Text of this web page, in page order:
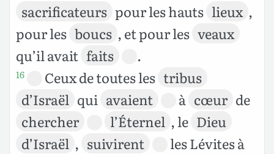
sacrificateurs pour les hauts lieux ,
pour les boucs , et pour les veaux
qu’il avait faits .
16 Ceux de toutes les tribus
d’Israël qui avaient à cœur de
chercher
l’Éternel , le Dieu
d’Israël , suivirent
les Lévites à